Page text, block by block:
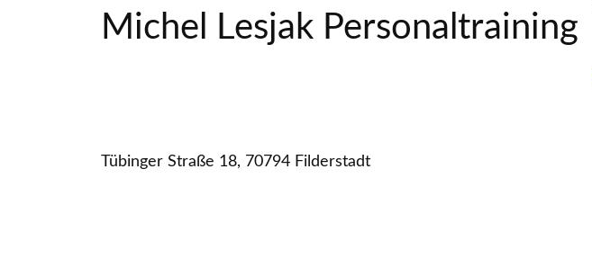
Michel Lesjak Personaltraining
Tübinger Straße 18, 70794 Filderstadt